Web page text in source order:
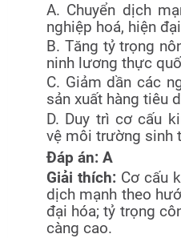
A. Chuyển dịch
nghiệp hoá, hiện
B. Tăng tỷ trọng
ninh lương thực
C. Giảm dần các
sản xuất hàng tiêu
D. Duy trì cơ cấu
vệ môi trường sinh
Đáp án: A
Giải thích: Cơ cấu
dịch mạnh theo
đại hóa; tỷ trọng
càng cao.